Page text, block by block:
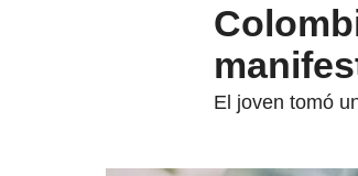
El joven tomó